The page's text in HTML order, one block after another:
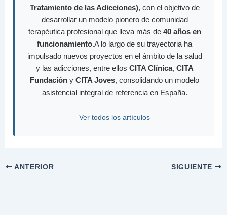
Tratamiento de las Adicciones), con el objetivo de
desarrollar un modelo pionero de comunidad
terapéutica profesional que lleva más de 40 años en
funcionamiento.A lo largo de su trayectoria ha
impulsado nuevos proyectos en el ámbito de la salud
y las adicciones, entre ellos CITA Clínica, CITA
Fundación y CITA Joves, consolidando un modelo
asistencial integral de referencia en España.
Ver todos los artículos
ANTERIOR SIGUIENTE